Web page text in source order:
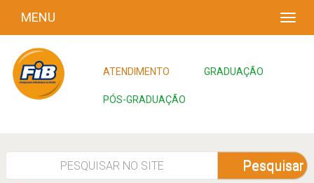
MENU
ATENDIMENTO GRADUAÇÃO
PÓS-GRADUAÇÃO
Pesquisar